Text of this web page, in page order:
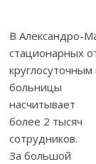
В Александро-
стационарных
больницы
насчитывает
более 2 тысяч
сотрудников.
За большой